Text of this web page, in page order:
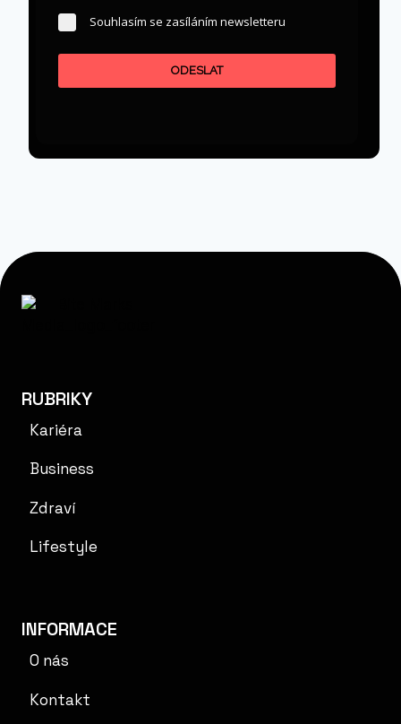
Souhlasím se zasíláním newsletteru
ODESLAT
RUBRIKY
Kariéra
Business
Zdraví
Lifestyle
INFORMACE
O nás
Kontakt